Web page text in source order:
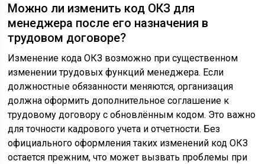
Можно ли изменить код ОКЗ для
менеджера после его назначения в
трудовом договоре?
Изменение кода ОКЗ возможно при существенном
изменении трудовых функций менеджера. Если
должностные обязанности меняются, организация
должна оформить дополнительное соглашение к
трудовому договору с обновлённым кодом. Это важно
для точности кадрового учета и отчетности. Без
официального оформления таких изменений код ОКЗ
остается прежним, что может вызвать проблемы при